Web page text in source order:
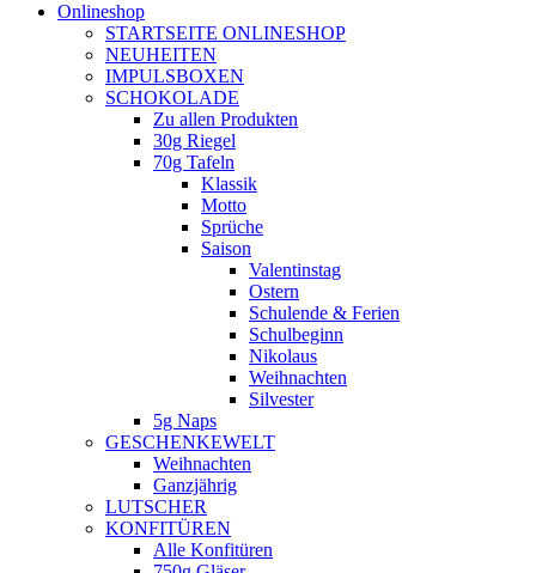
opensOnlineshop
STARTSEITE ONLINESHOP
NEUHEITEN
IMPULSBOXEN
SCHOKOLADE
Zu allen Produkten
30g Riegel
70g Tafeln
Klassik
Motto
Sprüche
Saison
Valentinstag
Ostern
Schulende & Ferien
Schulbeginn
Nikolaus
Weihnachten
Silvester
5g Naps
GESCHENKEWELT
Weihnachten
Ganzjährig
LUTSCHER
KONFITÜREN
Alle Konfitüren